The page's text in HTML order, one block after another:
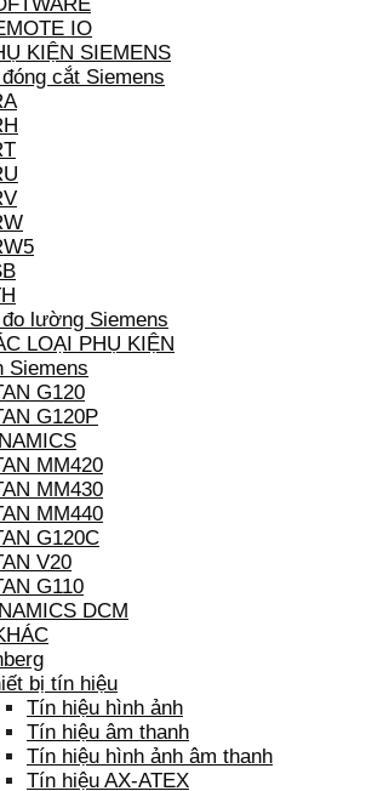
IO
KIỆN SIEMENS
cắt Siemens
lường Siemens
LOẠI PHỤ KIỆN
Siemens
G120
G120P
MM420
MM430
MM440
G120C
V20
G110
DCM
bị tín hiệu
Tín hiệu hình ảnh
Tín hiệu âm thanh
Tín hiệu hình ảnh âm thanh
Tín hiệu AX-ATEX